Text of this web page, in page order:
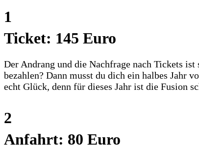
1
Ticket: 145 Euro
Der Andrang und die Nachfrage nach Tickets
bezahlen? Dann musst du dich ein halbes Jahr
echt Glück, denn für dieses Jahr ist die Fusion
2
Anfahrt: 80 Euro